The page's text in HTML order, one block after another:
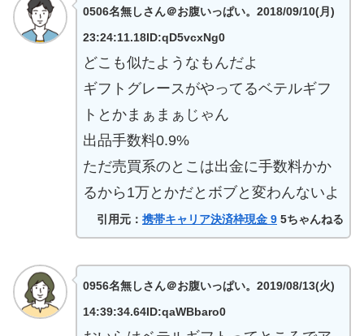
0506名無しさん＠お腹いっぱい。2018/09/10(月)
23:24:11.18ID:qD5vcxNg0
どこも似たようなもんだよ
ギフトグレースがやってるベテルギフ
トとかまぁまぁじゃん
出品手数料0.9%
ただ売買系のとこは出金に手数料かか
るから1万とかだとボブと変わんないよ
引用元： 携帯キャリア決済枠現金 9 5ちゃんねる
0956名無しさん＠お腹いっぱい。2019/08/13(火)
14:39:34.64ID:qaWBbaro0